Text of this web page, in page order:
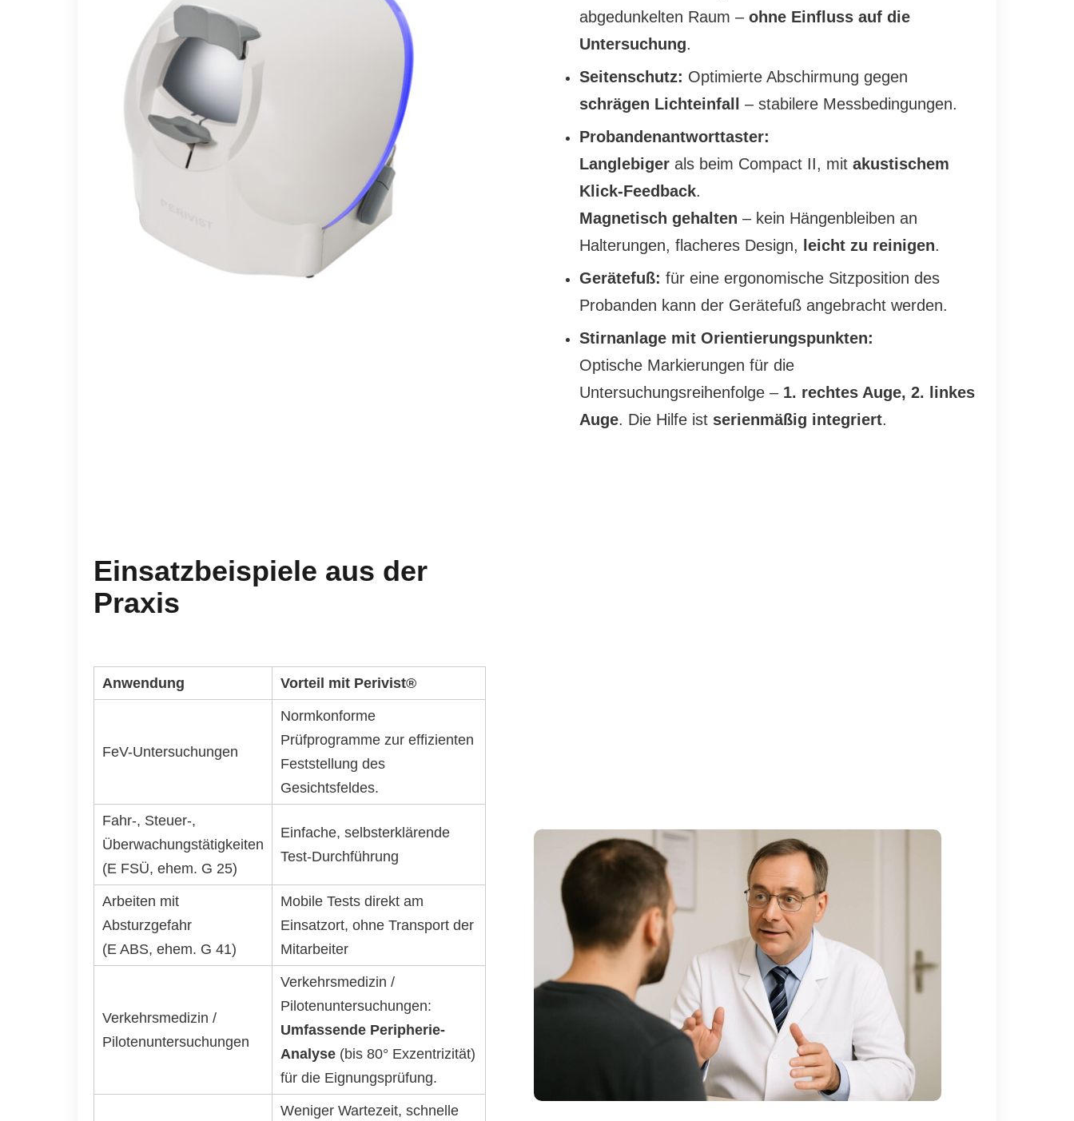
abgedunkelten Raum – ohne Einfluss auf die
Untersuchung.
Seitenschutz: Optimierte Abschirmung gegen
schrägen Lichteinfall
– stabilere Messbedingungen.
Probandenantworttaster:
Langlebigerals beim Compact II, mit akustischem
Klick-Feedback.
Magnetisch gehalten – kein Hängenbleiben an
Halterungen, flacheres Design,
leicht zu reinigen.
Gerätefuß: für eine ergonomische Sitzposition des
Probanden kann der Gerätefuß angebracht werden.
Stirnanlage mit Orientierungspunkten:
Optische Markierungen für die
Untersuchungsreihenfolge – 1. rechtes Auge, 2. linkes
Auge. Die Hilfe ist serienmäßig integriert.
Einsatzbeispiele aus der
Praxis
Anwendung Vorteil mit Perivist®
FeV-Untersuchungen
Normkonforme
Prüfprogramme zur effizienten
Feststellung des
Gesichtsfeldes.
Fahr-, Steuer-,
Überwachungstätigkeiten
(E FSÜ, ehem. G 25)
Einfache, selbsterklärende
Test-Durchführung
Arbeiten mit
Absturzgefahr
(E ABS, ehem. G 41)
Mobile Tests direkt am
Einsatzort, ohne Transport der
Mitarbeiter
Verkehrsmedizin /
Pilotenuntersuchungen
Verkehrsmedizin /
Pilotenuntersuchungen:
Umfassende Peripherie-
Analyse (bis 80° Exzentrizität)
für die Eignungsprüfung.
Weniger Wartezeit, schnelle